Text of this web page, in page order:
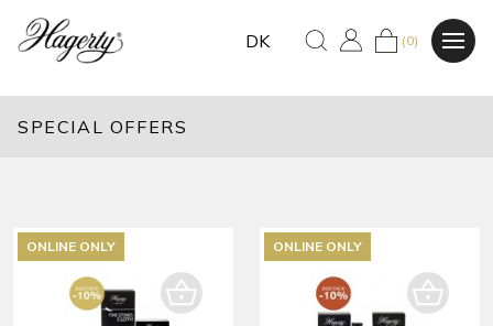
DK (0)
SPECIAL OFFERS
ONLINE ONLY ONLINE ONLY